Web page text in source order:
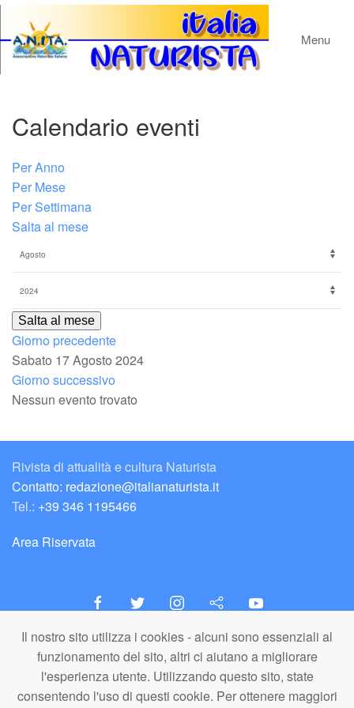
Il nostro sito utilizza i cookies - alcuni sono essenziali al
funzionamento del sito, altri ci aiutano a migliorare
l'esperienza utente. Utilizzando questo sito, state
consentendo l'uso di questi cookie. Per ottenere maggiori
Menu
Calendario eventi
Per Anno
Per Mese
Per Settimana
Salta al mese
Salta al mese
Giorno precedente
Sabato 17 Agosto 2024
Giorno successivo
Nessun evento trovato
Rivista di attualità e cultura Naturista
Contatto: redazione@italianaturista.it
Tel.: +39 346 1195466
Area Riservata
italiaNATURISTA
Editore e Redazione
A.N.ITA. Associazione Naturista Italiana (APS)
C.F. 80203710159